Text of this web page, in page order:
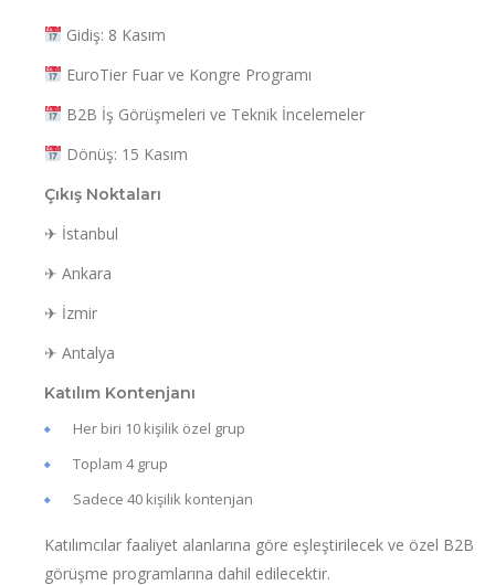
Gidiş: 8 Kasım
EuroTier Fuar ve Kongre Programı
B2B İş Görüşmeleri ve Teknik İncelemeler
Dönüş: 15 Kasım
Çıkış Noktaları
✈ İstanbul
✈ Ankara
✈ İzmir
✈ Antalya
Katılım Kontenjanı
Her biri 10 kişilik özel grup
Toplam 4 grup
Sadece 40 kişilik kontenjan
Katılımcılar faaliyet alanlarına göre eşleştirilecek ve özel B2B
görüşme programlarına dahil edilecektir.